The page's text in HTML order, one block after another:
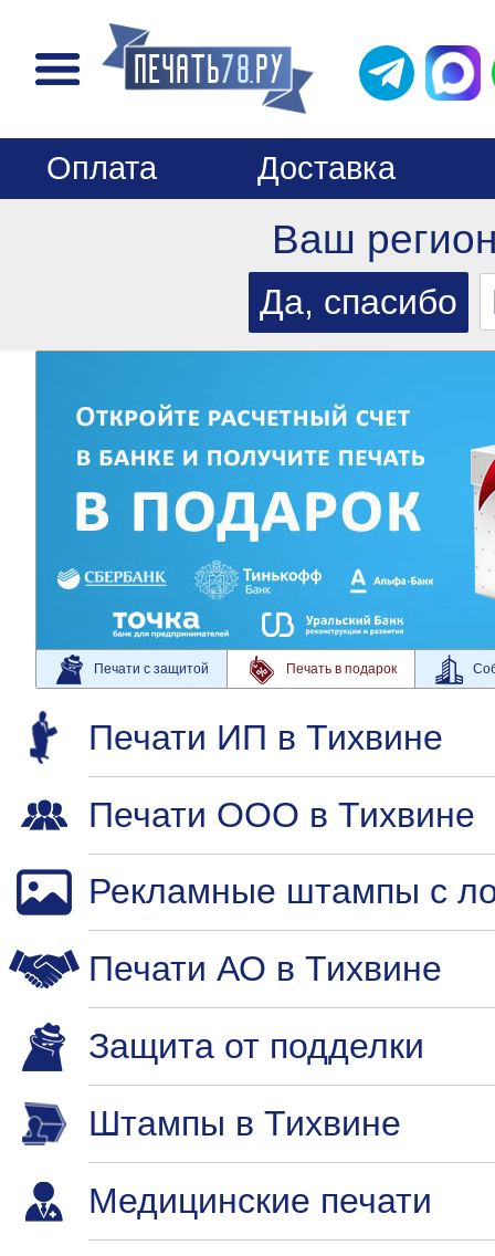
Оплата Доставка
Ваш
Печати с защитой Печать в подарок
Печати ИП в Тихвине
Печати ООО в Тихвине
Рекламные штампы с
Печати АО в Тихвине
Защита от подделки
Штампы в Тихвине
Медицинские печати